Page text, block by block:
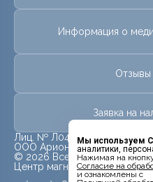
Мы используем
аналитики,
Нажимая на
Cогласие на
и ознакомлены с
Информация о
Отзывы
Заявка на
Лиц. № Л041-01023-25/
ООО Арион
© 2026 Все права защищены.
Центр магнитно-